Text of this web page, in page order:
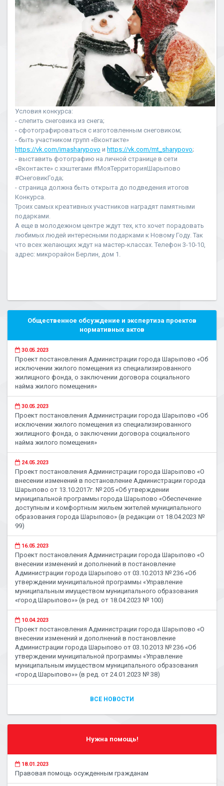
Условия конкурса:
- слепить снеговика из снега;
- сфотографироваться с изготовленным снеговиком;
- быть участником групп «Вконтакте»
https://vk.com/imasharypovo и https://vk.com/mt_sharypovo;
- выставить фотографию на личной странице в сети
«Вконтакте» с хэштегами #МояТерриторияШарыпово
#СнеговикГода;
- страница должна быть открыта до подведения итогов
Конкурса.
Троих самых креативных участников наградят памятными
подарками.
А еще в молодежном центре ждут тех, кто хочет порадовать
любимых людей интересными подарками к Новому Году. Так
что всех желающих ждут на мастер-классах. Телефон 3-10-10,
адрес: микрорайон Берлин, дом 1.
Общественное обсуждение и экспертиза проектов
нормативных актов
30.05.2023
Проект постановления Администрации города Шарыпово «Об
исключении жилого помещения из специализированного
жилищного фонда, о заключении договора социального
найма жилого помещения»
30.05.2023
Проект постановления Администрации города Шарыпово «Об
исключении жилого помещения из специализированного
жилищного фонда, о заключении договора социального
найма жилого помещения»
24.05.2023
Проект постановления Администрации города Шарыпово «О
внесении изменений в постановление Администрации города
Шарыпово от 13.10.2017г. № 205 «Об утверждении
муниципальной программы города Шарыпово «Обеспечение
доступным и комфортным жильем жителей муниципального
образования города Шарыпово» (в редакции от 18.04.2023 №
99)
16.05.2023
Проект постановления Администрации города Шарыпово «О
внесении изменений и дополнений в постановление
Администрации города Шарыпово от 03.10.2013 № 236 «Об
утверждении муниципальной программы «Управление
муниципальным имуществом муниципального образования
«город Шарыпово»» (в ред. от 18.04.2023 № 100)
10.04.2023
Проект постановления Администрации города Шарыпово «О
внесении изменений и дополнений в постановление
Администрации города Шарыпово от 03.10.2013 № 236 «Об
утверждении муниципальной программы «Управление
муниципальным имуществом муниципального образования
«город Шарыпово»» (в ред. от 24.01.2023 № 38)
ВСЕ НОВОСТИ
Нужна помощь!
18.01.2023
Правовая помощь осужденным гражданам